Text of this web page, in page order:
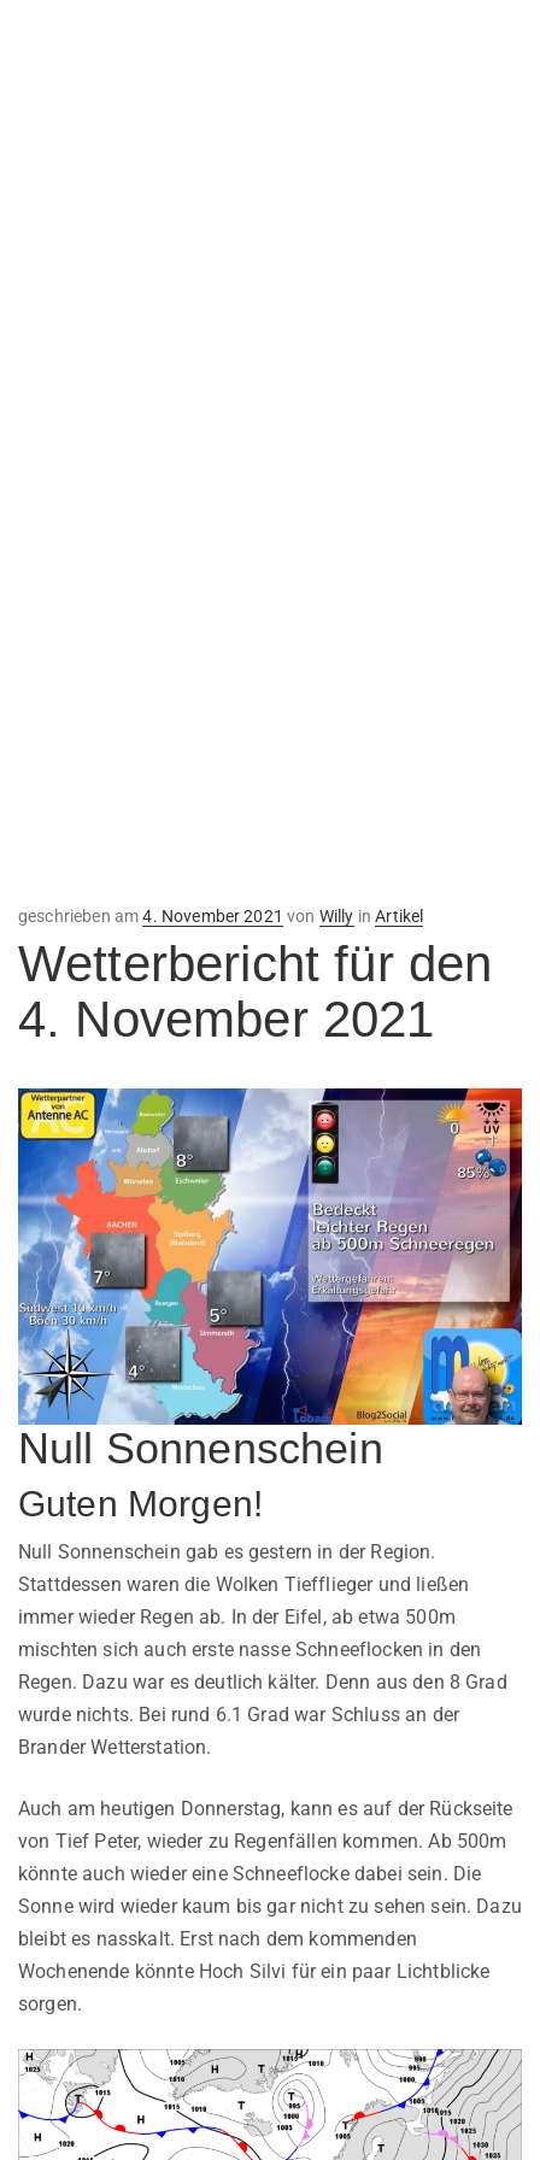
geschrieben amVeröffentlicht
4. November 2021 von Willy inArtikel
Wetterbericht für den
4. November 2021
Null Sonnenschein
Guten Morgen!
Null Sonnenschein gab es gestern in der Region.
Stattdessen waren die Wolken Tiefflieger und ließen
immer wieder Regen ab. In der Eifel, ab etwa 500m
mischten sich auch erste nasse Schneeflocken in den
Regen. Dazu war es deutlich kälter. Denn aus den 8 Grad
wurde nichts. Bei rund 6.1 Grad war Schluss an der
Brander Wetterstation.
Auch am heutigen Donnerstag, kann es auf der Rückseite
von Tief Peter, wieder zu Regenfällen kommen. Ab 500m
könnte auch wieder eine Schneeflocke dabei sein. Die
Sonne wird wieder kaum bis gar nicht zu sehen sein. Dazu
bleibt es nasskalt. Erst nach dem kommenden
Wochenende könnte Hoch Silvi für ein paar Lichtblicke
sorgen.